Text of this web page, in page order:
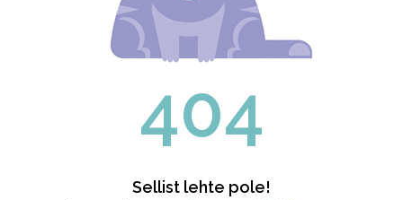
404
Sellist lehte pole!